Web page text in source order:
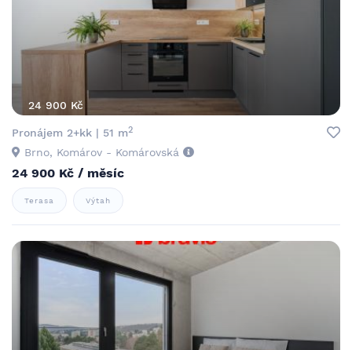
24 900 Kč
Pronájem 2+kk | 51 m2
Brno, Komárov - Komárovská
24 900 Kč / měsíc
Terasa Výtah